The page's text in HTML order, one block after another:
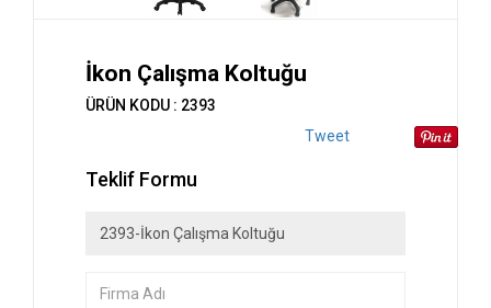
İkon Çalışma Koltuğu
ÜRÜN KODU : 2393
Tweet
Teklif Formu